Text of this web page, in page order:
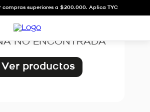
compras superiores a $200.000. Aplica TYC
OOPS!
NO ENCONTRADA
Ver productos